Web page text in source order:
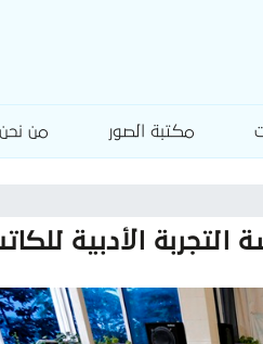
مكتبة الصور من نحن
الأدبية